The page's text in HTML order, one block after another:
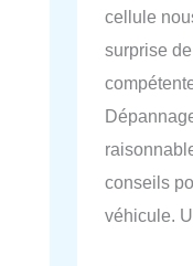
cellule
surprise
conseils
véhicule.